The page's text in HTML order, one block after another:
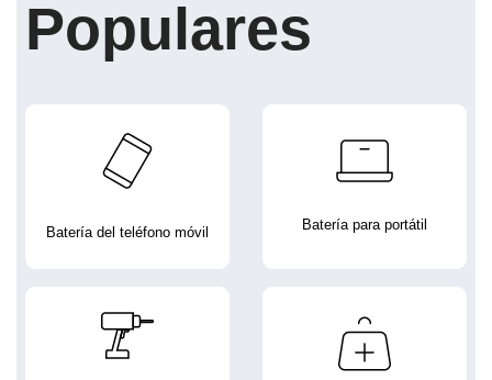
Populares
Batería del teléfono móvil Batería para portátil